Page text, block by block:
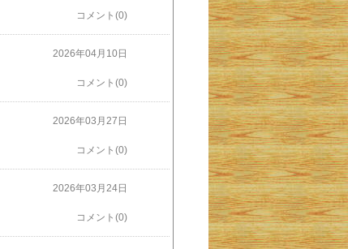
コメント(0)
2026年04月10日
コメント(0)
2026年03月27日
コメント(0)
2026年03月24日
コメント(0)